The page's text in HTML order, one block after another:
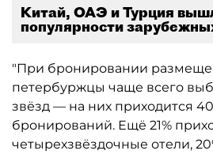
Китай, ОАЭ и Турция
популярности
"При бронировании
петербуржцы чаще всего
звёзд — на них приходится
бронирований. Ещё 21%
четырехзвёздочные отели,